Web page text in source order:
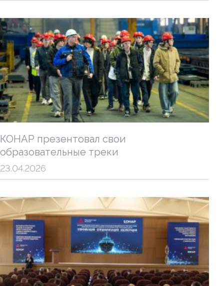
КОНАР презентовал свои
образовательные треки
23.04.2026